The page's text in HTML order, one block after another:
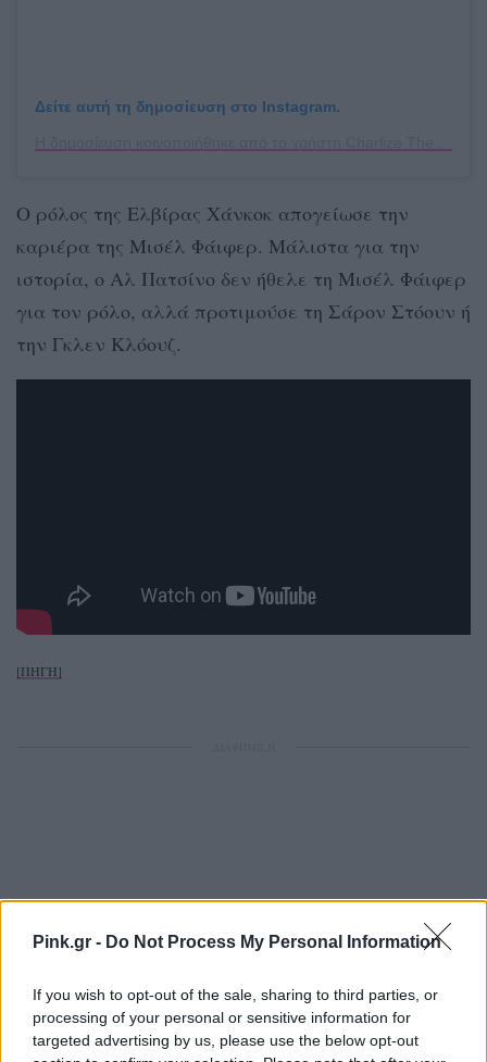
Pink.gr - Do Not Process My Personal Information
If you wish to opt-out of the sale, sharing to third parties, or
processing of your personal or sensitive information for
targeted advertising by us, please use the below opt-out
Δείτε αυτή τη δημοσίευση στο Instagram.
Ο ρόλος της Ελβίρας Χάνκοκ απογείωσε την
καριέρα της Μισέλ Φάιφερ. Μάλιστα για την
ιστορία, ο Αλ Πατσίνο δεν ήθελε τη Μισέλ Φάιφερ
για τον ρόλο, αλλά προτιμούσε τη Σάρον Στόουν ή
την Γκλεν Κλόουζ.
[ΠΗΓΗ]